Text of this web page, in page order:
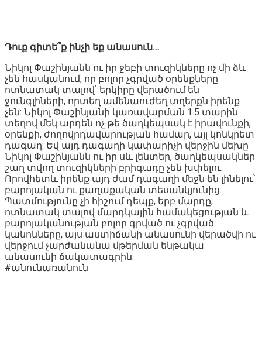
Դուք գիտե՞ք ինչի եք անասուն…
Նիկոլ Փաշինյանն ու իր ջեբի տուզիկները ոչ մի ձև
չեն հասկանում, որ բոլոր չգրված օրենքները
ոտնատակ տալով՝ երկիրը վերածում են
ջունգլիների, որտեղ ամենաուժեղ տղերքն իրենք
չեն: Նիկոլ Փաշինյանի կառավարման 1.5 տարին
տեղով մեկ արդեն ոչ թե ծաղկեպսակ է իրավունքի,
օրենքի, ժողովրդավարության համար, այլ կոնկրետ
դագաղ: Եվ այդ դագաղի կափարիչի վերջին մեխը
Նիկոլ Փաշինյանն ու իր սև լենտեր, ծաղկեպսակներ
շաղ տվող տուզիկների բրիգադը չեն խփելու:
Որովհետև իրենք այդ ժամ դագաղի մեջն են լինելու՝
բարոյական ու քաղաքական տեսանկյունից:
Պատմությունը չի հիշում դեպք, երբ մարդը,
ոտնատակ տալով մարդկային համակեցության և
բարոյականության բոլոր գրված ու չգրված
կանոնները, այս աստիճանի անասունի վերածվի ու
վերջում չարժանանա մթերման ենթակա
անասունի ճակատագրին:
#անունառանուն